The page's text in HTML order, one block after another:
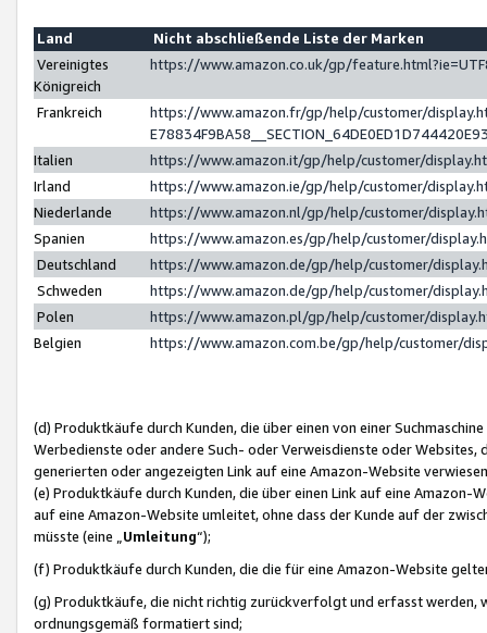
Land
Nicht abschließende Liste der Marken
Vereinigtes
Königreich
https://www.amazon.co.uk/gp/
Frankreich
https://www.amazon.fr/gp/help/customer/
Italien
https://www.amazon.it/gp/help/customer/
Irland
https://www.amazon.ie/gp/help/customer/
Niederlande
https://www.amazon.nl/gp/help/customer/
Spanien
https://www.amazon.es/gp/help/customer/
Deutschland
https://www.amazon.de/gp/help/customer/
Schweden
https://www.amazon.de/gp/help/customer/
Polen
https://www.amazon.pl/gp/help/customer/
Belgien
https://www.amazon.com.be/gp/help/customer/
(d) Produktkäufe durch Kunden, die über einen von einer
Werbedienste oder andere Such- oder Verweisdienste oder Websites,
generierten oder angezeigten Link auf eine Amazon-Website
(e) Produktkäufe durch Kunden, die über einen Link auf eine
auf eine Amazon-Website umleitet, ohne dass der Kunde auf der
müsste (eine „ Umleitung“);
(f) Produktkäufe durch Kunden, die die für eine Amazon-Website
(g) Produktkäufe, die nicht richtig zurückverfolgt und erfasst werden,
ordnungsgemäß formatiert sind;